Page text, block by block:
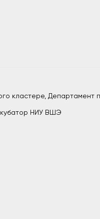
кластере,
НИУ ВШЭ